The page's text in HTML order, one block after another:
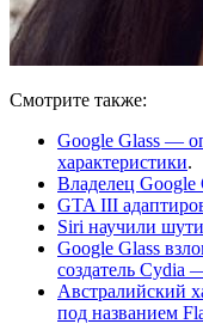
Смотрите также:
Google Glass —
характеристики.
Владелец Google
GTA III
Siri научили
Google Glass
создатель
Австралийский
под названием